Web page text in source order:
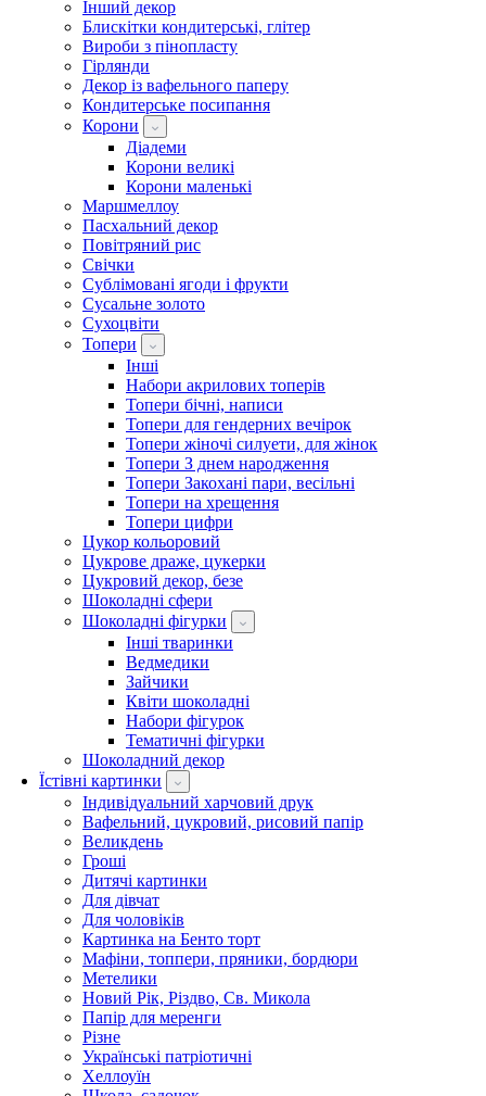
Інший декор
Блискітки кондитерські, глітер
Вироби з пінопласту
Гірлянди
Декор із вафельного паперу
Кондитерське посипання
Корони
Діадеми
Корони великі
Корони маленькі
Маршмеллоу
Пасхальний декор
Повітряний рис
Свічки
Сублімовані ягоди і фрукти
Сусальне золото
Сухоцвіти
Топери
Інші
Набори акрилових топерів
Топери бічні, написи
Топери для гендерних вечірок
Топери жіночі силуети, для жінок
Топери З днем ​​народження
Топери Закохані пари, весільні
Топери на хрещення
Топери цифри
Цукор кольоровий
Цукрове драже, цукерки
Цукровий декор, безе
Шоколадні сфери
Шоколадні фігурки
Інші тваринки
Ведмедики
Зайчики
Квіти шоколадні
Набори фігурок
Тематичні фігурки
Шоколадний декор
Їстівні картинки
Індивідуальний харчовий друк
Вафельний, цукровий, рисовий папір
Великдень
Гроші
Дитячі картинки
Для дівчат
Для чоловіків
Картинка на Бенто торт
Мафіни, топпери, пряники, бордюри
Метелики
Новий Рік, Різдво, Св. Микола
Папір для меренги
Різне
Українські патріотичні
Хеллоуїн